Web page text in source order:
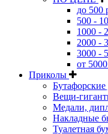
до 500
500 -
1000 -
2000 -
3000 -
от
Приколы
Бутафорские
Вещи-
Медали,
Накладные
Туалетная